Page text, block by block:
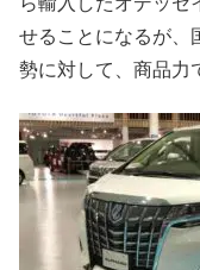
せることになるが、
勢に対して、商品力